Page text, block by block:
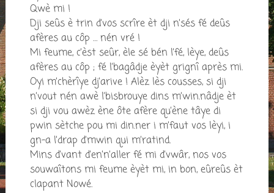
Qwè mi !
Dji seûs è trin d’vos scrîre èt dji n’sés fé deûs
afères au côp … nén vré !
Mi feume, c’èst seûr, èle sé bén l’fé, lèye, deûs
afères au côp ; fé l’bagâdje èyèt grignî après mi.
Oyi m’chèrîye dj’arive ! Alèz lès cousses, si dji
n’vout nén awè l’bisbrouye dins m’win.nâdje èt
si dji vou awèz ène ôte afère qu’ène tâye di
pwin sètche pou mi din.ner i m’faut vos lèyi, i
gn-a l’drap d’mwin qui m’ratind.
Mins d’vant d’en’n’aller fé mi d’vwâr, nos vos
souwaîtons mi feume èyèt mi, in bon, eûreûs èt
clapant Nowé.